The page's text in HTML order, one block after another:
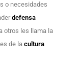
o necesidades
defensa
otros les llama la
de la cultura